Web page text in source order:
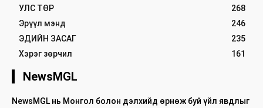
УЛС ТӨР
268
Эрүүл мэнд
246
ЭДИЙН ЗАСАГ
235
Хэрэг зөрчил
161
NewsMGL
NewsMGL нь Монгол болон дэлхийд өрнөж буй үйл явдлыг